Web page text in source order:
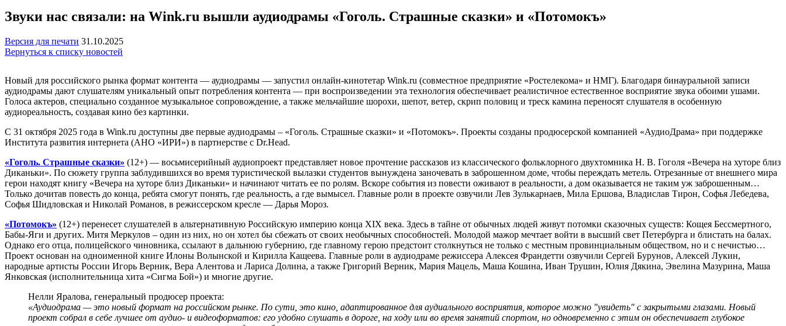
Звуки нас связали: на Wink.ru вышли аудиодрамы «Гоголь. Страшные сказки» и «Потомокъ»
Версия для печати 31.10.2025
Вернуться к списку новостей
Новый для российского рынка формат контента — аудиодрамы — запустил онлайн-кинотетар Wink.ru (совместное предприятие «Ростелекома» и НМГ). Благодаря бинауральной записи
аудиодрамы дают слушателям уникальный опыт потребления контента — при воспроизведении эта технология обеспечивает реалистичное естественное восприятие звука обоими ушами.
Голоса актеров, специально созданное музыкальное сопровождение, а также мельчайшие шорохи, шепот, ветер, скрип половиц и треск камина переносят слушателя в особенную
аудиореальность, создавая кино без картинки.
С 31 октября 2025 года в Wink.ru доступны две первые аудиодрамы – «Гоголь. Страшные сказки» и «Потомокъ». Проекты созданы продюсерской компанией «АудиоДрама» при поддержке
Института развития интернета (АНО «ИРИ») в партнерстве с Dr.Head.
«Гоголь. Страшные сказки» (12+) — восьмисерийный аудиопроект представляет новое прочтение рассказов из классического фольклорного двухтомника Н. В. Гоголя «Вечера на хуторе близ
Диканьки». По сюжету группа заблудившихся во время туристической вылазки студентов вынуждена заночевать в заброшенном доме, чтобы переждать метель. Отрезанные от внешнего мира
герои находят книгу «Вечера на хуторе близ Диканьки» и начинают читать ее по ролям. Вскоре события из повести оживают в реальности, а дом оказывается не таким уж заброшенным…
Только дочитав повесть до конца, ребята смогут понять, где реальность, а где вымысел. Главные роли в проекте озвучили Лев Зулькарнаев, Мила Ершова, Владислав Тирон, Софья Лебедева,
Софья Шидловская и Николай Романов, в режиссерском кресле — Дарья Мороз.
«Потомокъ» (12+) перенесет слушателей в альтернативную Российскую империю конца ХIХ века. Здесь в тайне от обычных людей живут потомки сказочных существ: Кощея Бессмертного,
Бабы-Яги и других. Митя Меркулов – один из них, но он хотел бы сбежать от своих необычных способностей. Молодой мажор мечтает войти в высший свет Петербурга и блистать на балах.
Однако его отца, полицейского чиновника, ссылают в дальнюю губернию, где главному герою предстоит столкнуться не только с местным провинциальным обществом, но и с нечистью…
Проект основан на одноименной книге Илоны Волынской и Кирилла Кащеева. Главные роли в аудиодраме режиссера Алексея Франдетти озвучили Сергей Бурунов, Алексей Лукин,
народные артисты России Игорь Верник, Вера Алентова и Лариса Долина, а также Григорий Верник, Мария Мацель, Маша Кошина, Иван Трушин, Юлия Дякина, Эвелина Мазурина, Маша
Янковская (исполнительница хита «Сигма Бой») и многие другие.
Нелли Яралова, генеральный продюсер проекта:
«Аудиодрама — это новый формат на российском рынке. По сути, это кино, адаптированное для аудиального восприятия, которое можно "увидеть" с закрытыми глазами. Новый
проект собрал в себе лучшее от аудио- и видеоформатов: его удобно слушать в дороге, на ходу или во время занятий спортом, но одновременно с этим он обеспечивает глубокое